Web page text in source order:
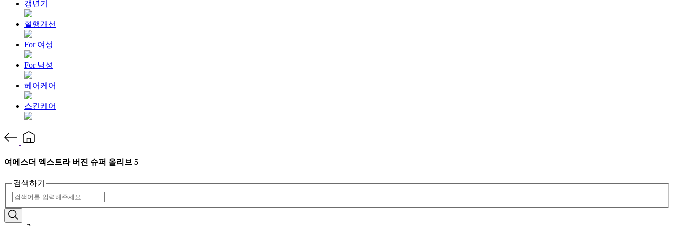
갱년기
혈행개선
For 여성
For 남성
헤어케어
스킨케어
여에스더 엑스트라 버진 슈퍼 올리브 5
검색하기